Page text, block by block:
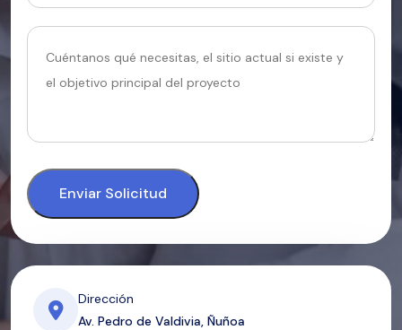
Enviar Solicitud
Dirección
Av. Pedro de Valdivia, Ñuñoa